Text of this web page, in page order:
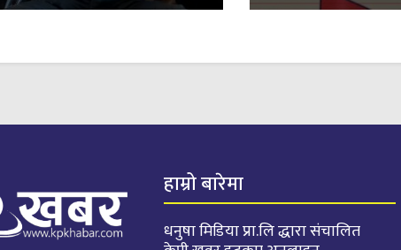
हाम्रो बारेमा
धनुषा मिडिया प्रा.लि द्धारा संचालित